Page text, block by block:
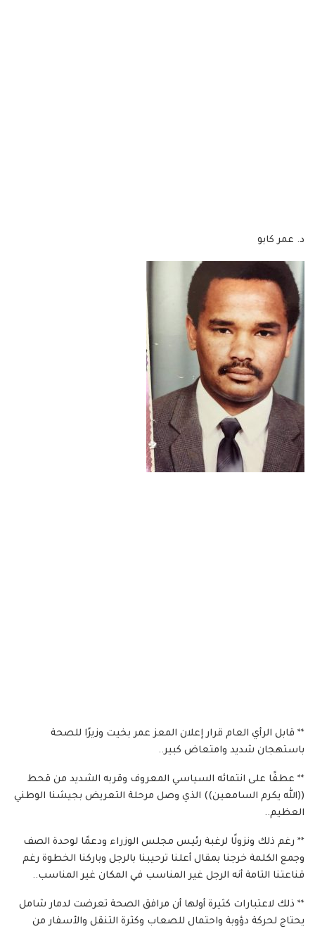
د. عمر كابو
** قابل الرأي العام قرار إعلان المعز عمر بخيت وزيرًا للصحة
باستهجان شديد وامتعاض كبير..
** عطفًا على انتمائه السياسي المعروف وقربه الشديد من قحط
((الله يكرم السامعين)) الذي وصل مرحلة التعريض بجيشنا الوطني
العظيم..
** رغم ذلك ونزولًا لرغبة رئيس مجلس الوزراء ودعمًا لوحدة الصف
وجمع الكلمة خرجنا بمقال أعلنا ترحيبنا بالرجل وباركنا الخطوة رغم
قناعتنا التامة أنه الرجل غير المناسب في المكان غير المناسب..
** ذلك لاعتبارات كثيرة أولها أن مرافق الصحة تعرضت لدمار شامل
يحتاج لحركة دؤوبة واحتمال للصعاب وكثرة التنقل والأسفار من